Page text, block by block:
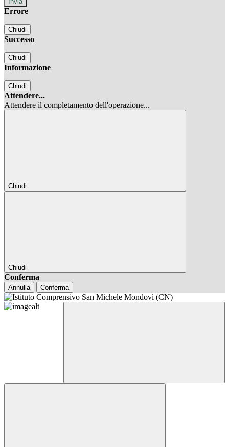
Errore
Chiudi
Successo
Chiudi
Informazione
Chiudi
Attendere...
Attendere il completamento dell'operazione...
Chiudi
Chiudi
Conferma
Annulla Conferma